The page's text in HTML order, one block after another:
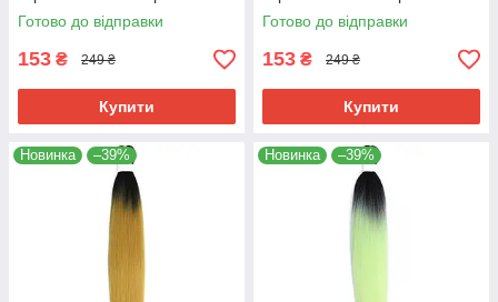
EZ-2 хвіст омбре Easy Braid
Готово до відправки
153 ₴ 249 ₴
Купити
EZ-3 хвіст омбре Easy Braid
Готово до відправки
153 ₴ 249 ₴
Купити
Новинка –39% Новинка –39%